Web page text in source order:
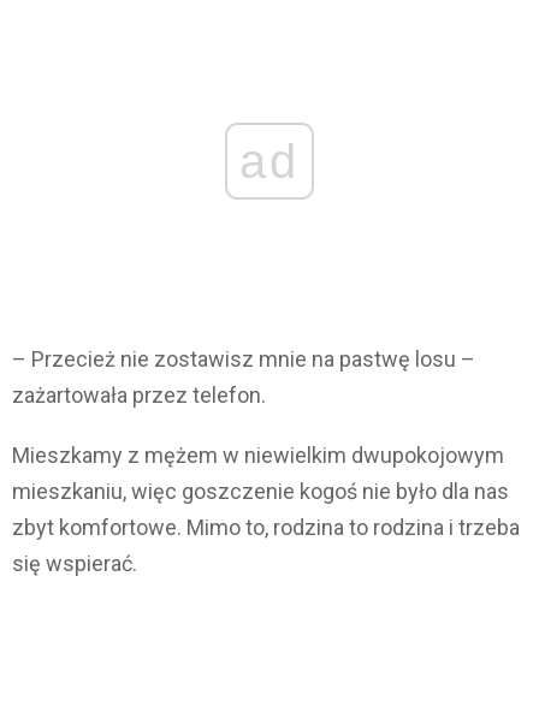
ad
– Przecież nie zostawisz mnie na pastwę losu –
zażartowała przez telefon.
Mieszkamy z mężem w niewielkim dwupokojowym
mieszkaniu, więc goszczenie kogoś nie było dla nas
zbyt komfortowe. Mimo to, rodzina to rodzina i trzeba
się wspierać.